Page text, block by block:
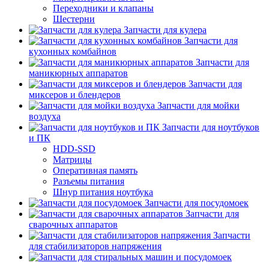
Переходники и клапаны
Шестерни
Запчасти для кулера
Запчасти для
кухонных комбайнов
Запчасти для
маникюрных аппаратов
Запчасти для
миксеров и блендеров
Запчасти для мойки
воздуха
Запчасти для ноутбуков
и ПК
HDD-SSD
Матрицы
Оперативная память
Разъемы питания
Шнур питания ноутбука
Запчасти для посудомоек
Запчасти для
сварочных аппаратов
Запчасти
для стабилизаторов напряжения